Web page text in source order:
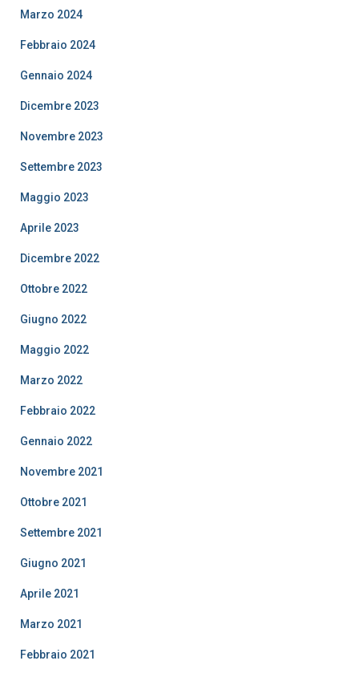
Marzo 2024
Febbraio 2024
Gennaio 2024
Dicembre 2023
Novembre 2023
Settembre 2023
Maggio 2023
Aprile 2023
Dicembre 2022
Ottobre 2022
Giugno 2022
Maggio 2022
Marzo 2022
Febbraio 2022
Gennaio 2022
Novembre 2021
Ottobre 2021
Settembre 2021
Giugno 2021
Aprile 2021
Marzo 2021
Febbraio 2021